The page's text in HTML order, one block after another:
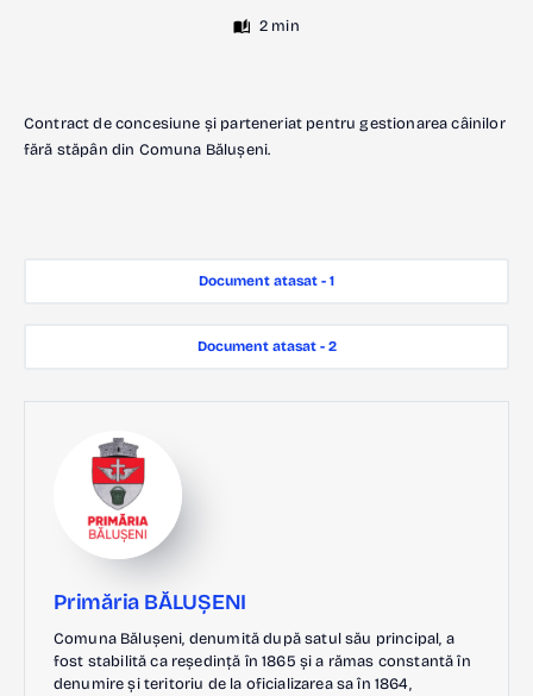
2 min
Contract de concesiune și parteneriat pentru gestionarea câinilor
fără stăpân din Comuna Bălușeni.
Document atasat - 1
Document atasat - 2
Primăria BĂLUȘENI
Comuna Bălușeni, denumită după satul său principal, a
fost stabilită ca reședință în 1865 și a rămas constantă în
denumire și teritoriu de la oficializarea sa în 1864,